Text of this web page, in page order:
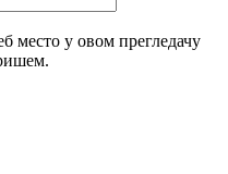
место у овом прегледачу